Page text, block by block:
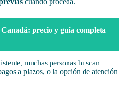
precio y guía completa
muchas personas buscan
a plazos, o la opción de atención